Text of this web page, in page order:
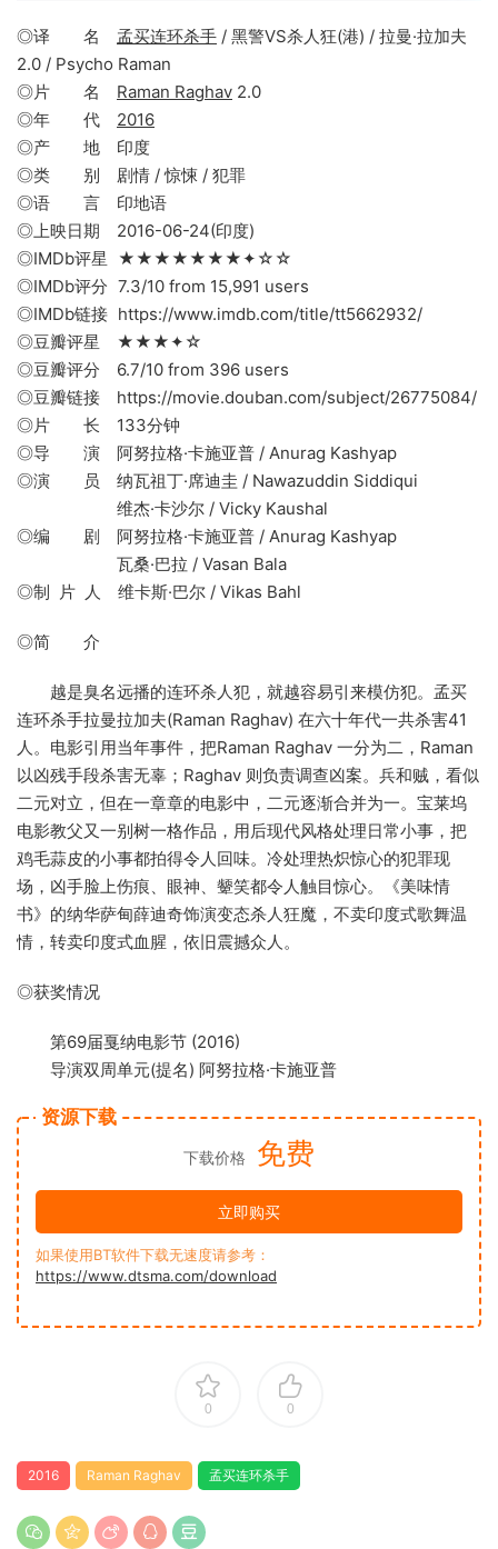
◎译 名 孟买连环杀手 / 黑警VS杀人狂(港) / 拉曼·拉加夫
2.0 / Psycho Raman
◎片 名 Raman Raghav 2.0
◎年 代 2016
◎产 地 印度
◎类 别 剧情 / 惊悚 / 犯罪
◎语 言 印地语
◎上映日期 2016-06-24(印度)
◎IMDb评星 ★★★★★★★✦☆☆
◎IMDb评分 7.3/10 from 15,991 users
◎IMDb链接 https://www.imdb.com/title/tt5662932/
◎豆瓣评星 ★★★✦☆
◎豆瓣评分 6.7/10 from 396 users
◎豆瓣链接 https://movie.douban.com/subject/26775084/
◎片 长 133分钟
◎导 演 阿努拉格·卡施亚普 / Anurag Kashyap
◎演 员 纳瓦祖丁·席迪圭 / Nawazuddin Siddiqui
维杰·卡沙尔 / Vicky Kaushal
◎编 剧 阿努拉格·卡施亚普 / Anurag Kashyap
瓦桑·巴拉 / Vasan Bala
◎制 片 人 维卡斯·巴尔 / Vikas Bahl
◎简 介
越是臭名远播的连环杀人犯，就越容易引来模仿犯。孟买
连环杀手拉曼拉加夫(Raman Raghav) 在六十年代一共杀害41
人。电影引用当年事件，把Raman Raghav 一分为二，Raman
以凶残手段杀害无辜；Raghav 则负责调查凶案。兵和贼，看似
二元对立，但在一章章的电影中，二元逐渐合并为一。宝莱坞
电影教父又一别树一格作品，用后现代风格处理日常小事，把
鸡毛蒜皮的小事都拍得令人回味。冷处理热炽惊心的犯罪现
场，凶手脸上伤痕、眼神、颦笑都令人触目惊心。《美味情
书》的纳华萨甸薛迪奇饰演变态杀人狂魔，不卖印度式歌舞温
情，转卖印度式血腥，依旧震撼众人。
◎获奖情况
第69届戛纳电影节 (2016)
导演双周单元(提名) 阿努拉格·卡施亚普
资源下载
下载价格 免费
立即购买
如果使用BT软件下载无速度请参考：
https://www.dtsma.com/download
0 0
2016 Raman Raghav 孟买连环杀手